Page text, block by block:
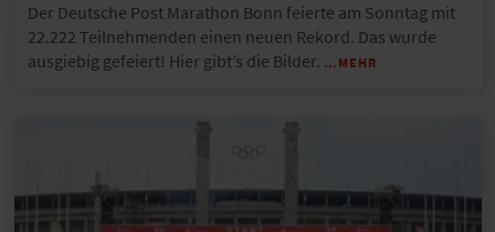
Der Deutsche Post Marathon Bonn feierte am Sonntag mit
22.222 Teilnehmenden einen neuen Rekord. Das wurde
ausgiebig gefeiert! Hier gibt’s die Bilder. …MEHR